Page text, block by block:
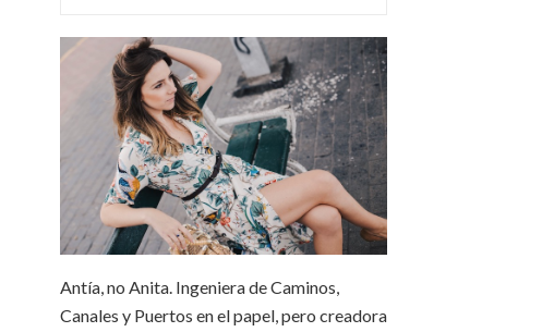
Antía, no Anita. Ingeniera de Caminos,
Canales y Puertos en el papel, pero creadora